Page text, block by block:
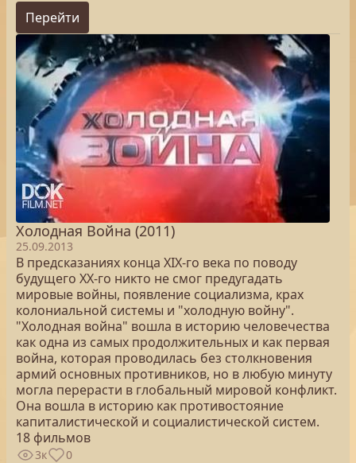
Перейти
Холодная Война (2011)
25.09.2013
В предсказаниях конца XIX-го века по поводу
будущего XX-го никто не смог предугадать
мировые войны, появление социализма, крах
колониальной системы и "холодную войну".
"Холодная война" вошла в историю человечества
как одна из самых продолжительных и как первая
война, которая проводилась без столкновения
армий основных противников, но в любую минуту
могла перерасти в глобальный мировой конфликт.
Она вошла в историю как противостояние
капиталистической и социалистической систем.
18 фильмов
3к 0